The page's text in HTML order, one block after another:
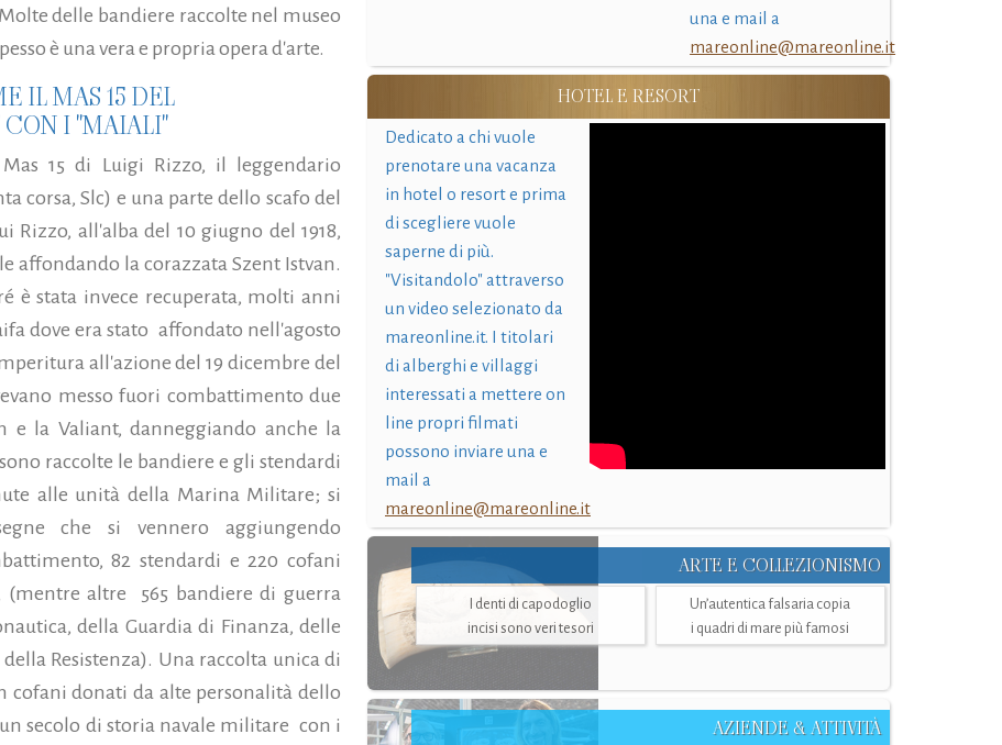
delle bandiere raccolte nel museo
è una vera e propria opera d'arte.
IL MAS 15 DEL
I "MAIALI"
15 di Luigi Rizzo, il leggendario
corsa, Slc) e una parte dello scafo del
all'alba del 10 giugno del 1918,
affondando la corazzata Szent Istvan.
è stata invece recuperata, molti anni
dove era stato affondato nell'agosto
all'azione del 19 dicembre del
messo fuori combattimento due
e la Valiant, danneggiando anche la
raccolte le bandiere e gli stendardi
alle unità della Marina Militare; si
che si vennero aggiungendo
82 stendardi e 220 cofani
altre 565 bandiere di guerra
della Guardia di Finanza, delle
Resistenza). Una raccolta unica di
cofani donati da alte personalità dello
secolo di storia navale militare con i
una e mail a
mareonline@mareonline.it
HOTEL E RESORT
Dedicato a chi vuole
prenotare una vacanza
in hotel o resort e prima
di scegliere vuole
saperne di più.
"Visitandolo" attraverso
un video selezionato da
mareonline.it. I titolari
di alberghi e villaggi
interessati a mettere on
line propri filmati
possono inviare una e
mail a
mareonline@mareonline.it
ARTE E COLLEZIONISMO
I denti di capodoglio
incisi sono veri tesori
Un’autentica falsaria copia
i quadri di mare più famosi
AZIENDE & ATTIVITÀ